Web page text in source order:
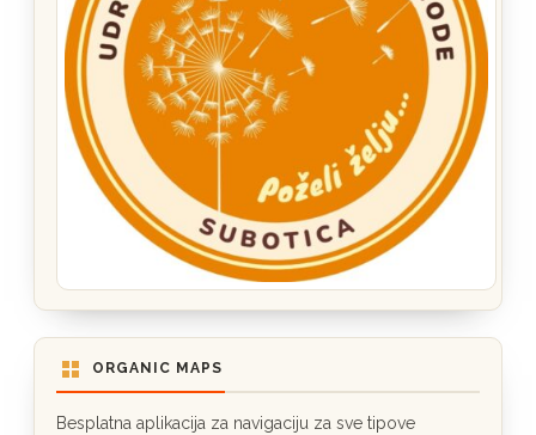
ORGANIC MAPS
Besplatna aplikacija za navigaciju za sve tipove